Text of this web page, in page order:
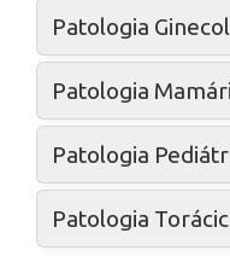
Patologia
Patologia
Patologia
Patologia